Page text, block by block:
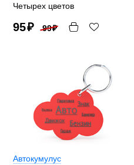
Четырех цветов
95₽ 99₽
Автокумулус